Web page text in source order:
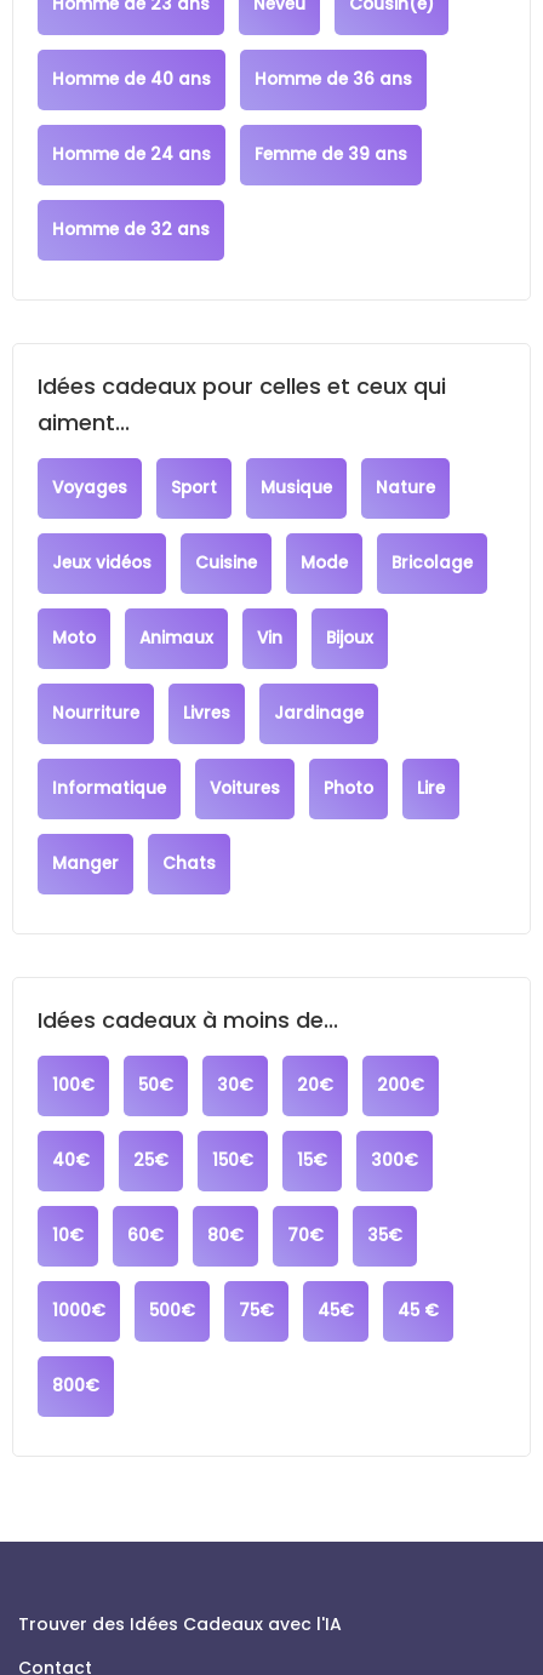
Homme de 40 ans Homme de 36 ans
Homme de 24 ans Femme de 39 ans
Homme de 32 ans
Idées cadeaux pour celles et ceux qui
aiment...
Voyages Sport Musique Nature
Jeux vidéos Cuisine Mode Bricolage
Moto Animaux Vin Bijoux
Nourriture Livres Jardinage
Informatique Voitures Photo Lire
Manger Chats
Idées cadeaux à moins de...
100€ 50€ 30€ 20€ 200€
40€ 25€ 150€ 15€ 300€
10€ 60€ 80€ 70€ 35€
1000€ 500€ 75€ 45€ 45 €
800€
Trouver des Idées Cadeaux avec l'IA
Contact